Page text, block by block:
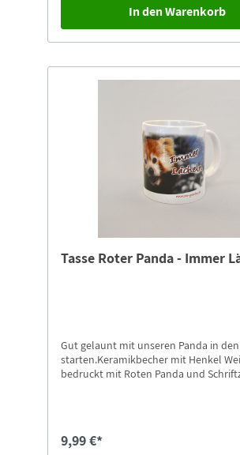
übermäßige Absammlung für den
Heimtierhandel. Um den im Fokus stehenden
Geckoarten zu helfen, werden mit den
aufgebaut, Erhaltungszuchtstationen
für die Projektteams finanziert. Für Bearbeitung,
Versand und Transfer des
erheben wir eine Gebühr von 2,00 €.
In den Warenkorb
Tasse Roter Panda - Immer
Gut gelaunt mit unseren Panda in den
starten.Keramikbecher mit Henkel
bedruckt mit Roten Panda und
9,99 €*